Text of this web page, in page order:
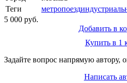
Теги
метропоезд
5 000 руб.
Добавить в
Купить в 1
Задайте вопрос напрямую автору,
Написать